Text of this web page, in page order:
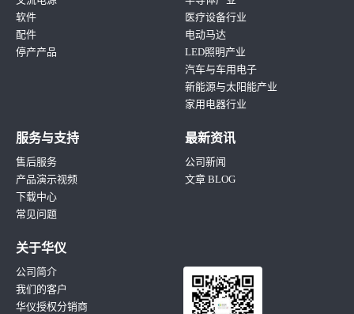
软件
配件
停产产品
医疗设备行业
电动马达
LED照明产业
汽车与车用电子
新能源与太阳能产业
家用电器行业
服务与支持
售后服务
产品演示视频
下载中心
常见问题
最新资讯
公司新闻
文章 BLOG
关于华仪
公司简介
我们的客户
华仪授权分销商